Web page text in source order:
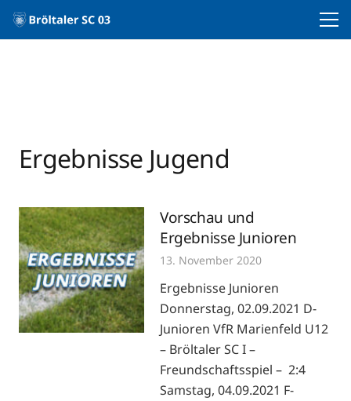
Ergebnisse Jugend
Vorschau und
Ergebnisse Junioren
13. November 2020
Ergebnisse Junioren
Donnerstag, 02.09.2021 D-
Junioren VfR Marienfeld U12
– Bröltaler SC I –
Freundschaftsspiel – 2:4
Samstag, 04.09.2021 F-